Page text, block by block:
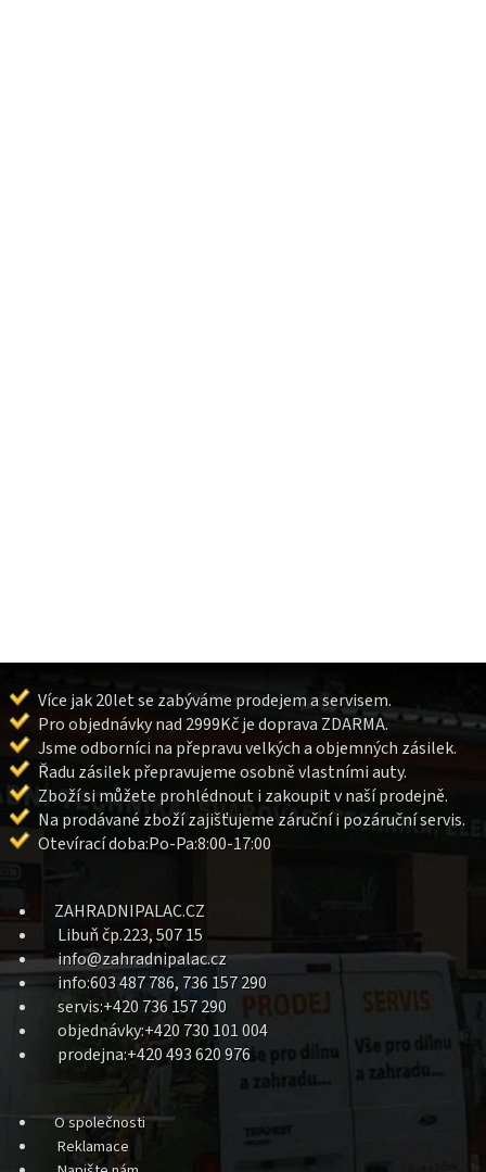
Více jak 20let se zabýváme prodejem a servisem.
Pro objednávky nad 2999Kč je doprava ZDARMA.
Jsme odborníci na přepravu velkých a objemných zásilek.
Řadu zásilek přepravujeme osobně vlastními auty.
Zboží si můžete prohlédnout i zakoupit v naší prodejně.
Na prodávané zboží zajišťujeme záruční i pozáruční servis.
Otevírací doba:Po-Pa:8:00-17:00
ZAHRADNIPALAC.CZ
Libuň čp.223, 507 15
info@zahradnipalac.cz
info:603 487 786, 736 157 290
servis:+420 736 157 290
objednávky:+420 730 101 004
prodejna:+420 493 620 976
O společnosti
Reklamace